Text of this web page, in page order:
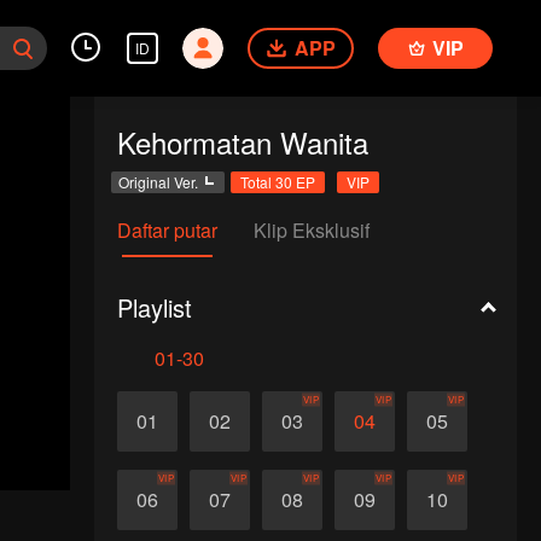
ID APP VIP
Kehormatan Wanita
Original Ver. Total 30 EP VIP
Daftar putar Klip Eksklusif
Playlist
01-30
01 02 03
VIP
04
VIP
05
VIP
06
VIP
07
VIP
08
VIP
09
VIP
10
VIP